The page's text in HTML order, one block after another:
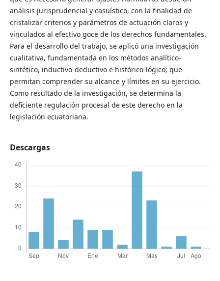
análisis jurisprudencial y casuístico, con la finalidad de
cristalizar criterios y parámetros de actuación claros y
vinculados al efectivo goce de los derechos fundamentales.
Para el desarrollo del trabajo, se aplicó una investigación
cualitativa, fundamentada en los métodos analítico-
sintético, inductivo-deductivo e histórico-lógico; que
permitan comprender su alcance y límites en su ejercicio.
Como resultado de la investigación, se determina la
deficiente regulación procesal de este derecho en la
legislación ecuatoriana.
Descargas